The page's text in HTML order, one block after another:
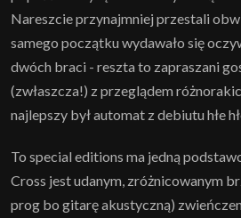
Nareszcie przynajmniej przestali
samego początku wydawało się
dwóch braci - reszta to zapraszani
(zwłaszcza!) z przeglądem
najlepszy był automat z debiutu hłe
To special editions ma jedną
Cross jest udanym, zróżnicowanym
prog bo gitarę akustyczną)